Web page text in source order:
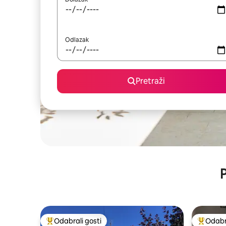
Odlazak
Pretraži
Odabrali gosti